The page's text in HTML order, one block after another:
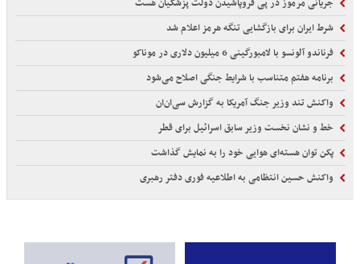
جریانی مرموز در پی فروپاشیدن دولت پزشکیان هست
شرط ایران برای بازگشایی تنگه هرمز اعلام شد
فرناندو آلونسو با لامبورگینی 6 میلیون دلاری در موناکو
برنامه هفتم متناسب با شرایط جنگی اصلاح می‌شود
واکنش تند وزیر جنگ آمریکا به گزارش سی‌ان‌ان
خط و نشان نخست وزیر سابق اسرائیل برای قطر
پکن توان هسته‌ای هوایی خود را به نمایش گذاشت
واکنش حسین انتظامی به اطلاعیه فوری دفتر رهبری